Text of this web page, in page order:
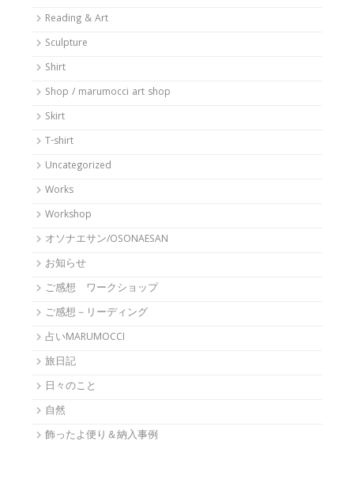
Reading & Art
Sculpture
Shirt
Shop / marumocci art shop
Skirt
T-shirt
Uncategorized
Works
Workshop
オソナエサン/OSONAESAN
お知らせ
ご感想 ワークショップ
ご感想－リーディング
占いMARUMOCCI
旅日記
日々のこと
自然
飾ったよ便り＆納入事例